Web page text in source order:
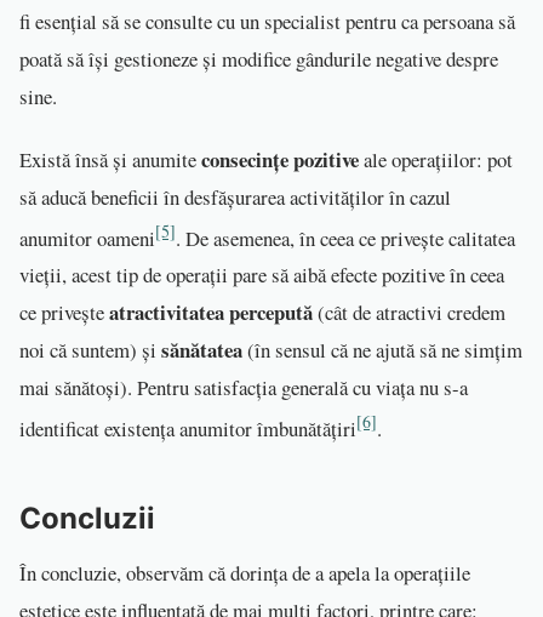
fi esențial să se consulte cu un specialist pentru ca persoana să
poată să își gestioneze și modifice gândurile negative despre
sine.
Există însă și anumiteconsecințe pozitiveale operațiilor: pot
să aducă beneficii în desfășurarea activităților în cazul
anumitor oameni[5]. De asemenea, în ceea ce privește calitatea
vieții, acest tip de operații pare să aibă efecte pozitive în ceea
ce priveșteatractivitatea percepută(cât de atractivi credem
noi că suntem) și sănătatea(în sensul că ne ajută să ne simțim
mai sănătoși). Pentru satisfacția generală cu viața nu s-a
identificat existența anumitor îmbunătățiri[6].
Concluzii
În concluzie, observăm că dorința de a apela la operațiile
estetice este influențată de mai mulți factori, printre care: